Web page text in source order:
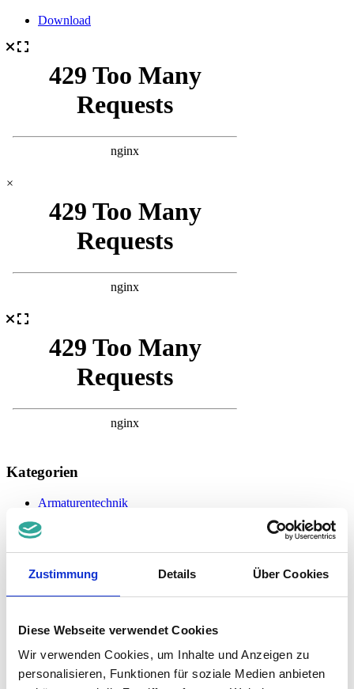
Zustimmung Details Über Cookies
Diese Webseite verwendet Cookies
Wir verwenden Cookies, um Inhalte und Anzeigen zu
personalisieren, Funktionen für soziale Medien anbieten
Download
×
Kategorien
Armaturentechnik
HG 1 PN40
|- DGRL
|-
ATEX
Dreifachexzenter Klappen